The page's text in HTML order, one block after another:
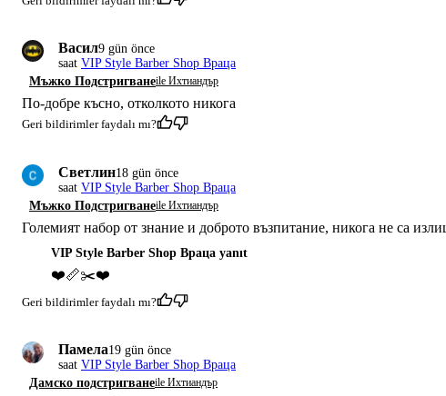
Васил9 gün önce
saat VIP Style Barber Shop Враца
Мъжко Подстригванеile Ихтиандър
По-добре късно, отколкото никога
Geri bildirimler faydalı mı?
Светлин18 gün önce
saat VIP Style Barber Shop Враца
Мъжко Подстригванеile Ихтиандър
Големият набор от знание и доброто възпитание, никога не са
VIP Style Barber Shop Враца yanıt
❤️📏✂️❤️
Geri bildirimler faydalı mı?
Памела19 gün önce
saat VIP Style Barber Shop Враца
Дамско подстригванеile Ихтиандър